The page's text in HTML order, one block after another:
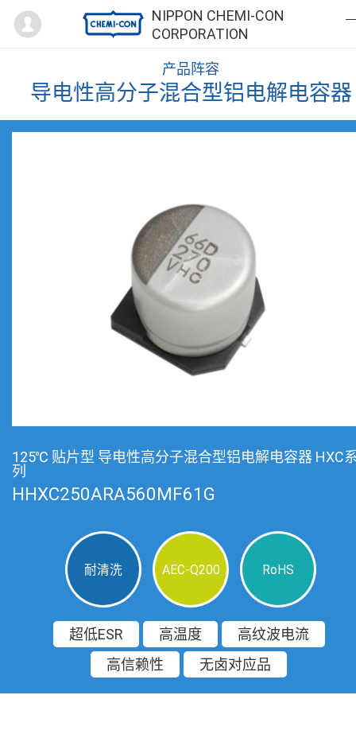
NIPPON CHEMI-CON
CORPORATION
Mypage
产品阵容
导电性高分子混合型铝电解电容器
125℃ 贴片型 导电性高分子混合型铝电解电容器 HXC
列
HHXC250ARA560MF61G
耐清洗 AEC-Q200 RoHS
超低ESR 高温度
高纹波电流
高信赖性
无卤对应品